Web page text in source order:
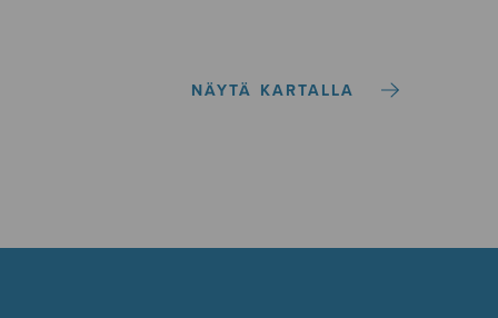
NÄYTÄ KARTALLA